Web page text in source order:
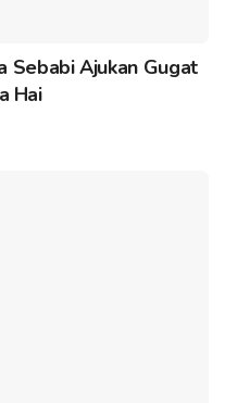
Sebabi Ajukan Gugat
Hai